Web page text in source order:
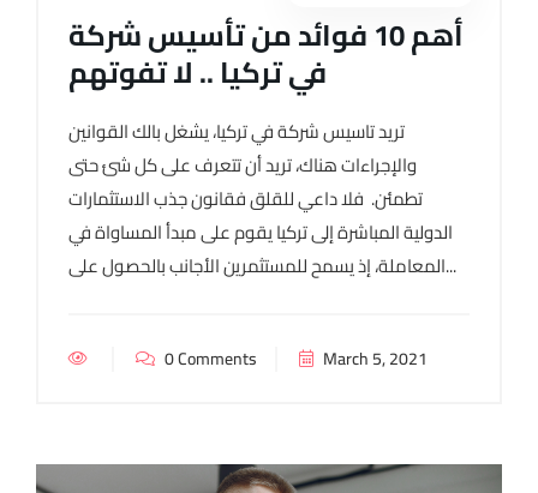
أهم 10 فوائد من تأسيس شركة
في تركيا .. لا تفوتهم
تريد تاسيس شركة في تركيا، يشغل بالك القوانين
والإجراءات هناك، تريد أن تتعرف على كل شئ حتى
تطمئن. فلا داعي للقلق فقانون جذب الاستثمارات
الدولية المباشرة إلى تركيا يقوم على مبدأ المساواة في
المعاملة، إذ يسمح للمستثمرين الأجانب بالحصول على...
0 Comments March 5, 2021